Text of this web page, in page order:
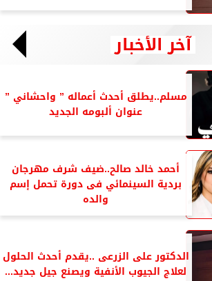
آخر الأخبار
مسلم..يطلق أحدث أعماله ” واحشاني ”
عنوان ألبومه الجديد
أحمد خالد صالح..ضيف شرف مهرجان
بردية السينمائي فى دورة تحمل إسم
والده
الدكتور على الزرعى ..يقدم أحدث الحلول
لعلاج الجيوب الأنفية ويصنع جيل جديد...